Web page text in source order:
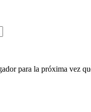
para la próxima vez